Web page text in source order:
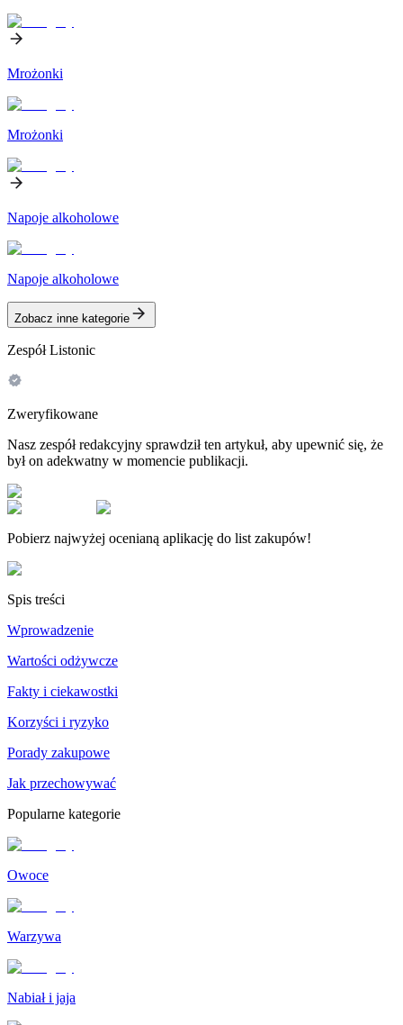
Mrożonki
Mrożonki
Napoje alkoholowe
Napoje alkoholowe
Zobacz inne kategorie
Zespół Listonic
Zweryfikowane
Nasz zespół redakcyjny sprawdził ten artykuł, aby upewnić się, że
był on adekwatny w momencie publikacji.
Pobierz najwyżej ocenianą aplikację do list zakupów!
Spis treści
Wprowadzenie
Wartości odżywcze
Fakty i ciekawostki
Korzyści i ryzyko
Porady zakupowe
Jak przechowywać
Popularne kategorie
Owoce
Warzywa
Nabiał i jaja